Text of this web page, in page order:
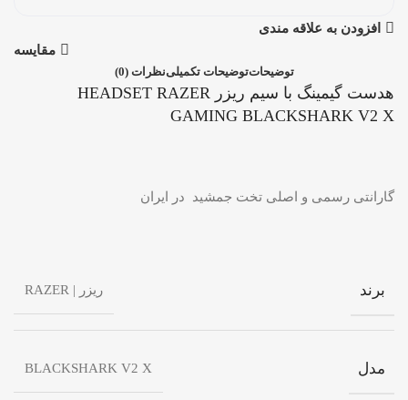
افزودن به علاقه مندی
مقایسه
توضیحاتتوضیحات تکمیلینظرات (0)
هدست گیمینگ با سیم ریزر HEADSET RAZER
GAMING BLACKSHARK V2 X
گارانتی رسمی و اصلی تخت جمشید در ایران
برند ریزر | RAZER
مدل BLACKSHARK V2 X